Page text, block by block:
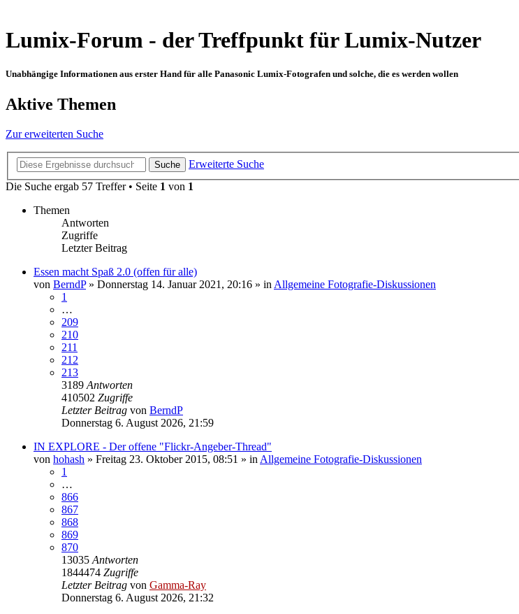
Lumix-Forum - der Treffpunkt für Lumix-Nutzer
Unabhängige Informationen aus erster Hand für alle Panasonic Lumix-Fotografen und solche, die es werden wollen
Aktive Themen
Zur erweiterten Suche
Suche
Erweiterte Suche
Die Suche ergab 57 Treffer • Seite 1 von 1
Themen
Antworten
Zugriffe
Letzter Beitrag
Essen macht Spaß 2.0 (offen für alle)
von BerndP» Donnerstag 14. Januar 2021, 20:16 » in Allgemeine Fotografie-Diskussionen
1
…
209
210
211
212
213
3189 Antworten
410502 Zugriffe
Letzter Beitrag von BerndP
Donnerstag 6. August 2026, 21:59
IN EXPLORE - Der offene "Flickr-Angeber-Thread"
von hohash » Freitag 23. Oktober 2015, 08:51 » in Allgemeine Fotografie-Diskussionen
1
…
866
867
868
869
870
13035 Antworten
1844474 Zugriffe
Letzter Beitrag von Gamma-Ray
Donnerstag 6. August 2026, 21:32